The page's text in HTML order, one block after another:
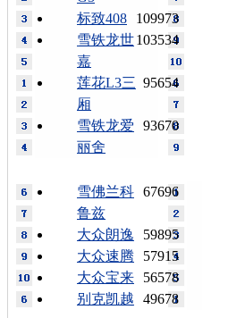
109973
标致408
103534
雪铁龙世
嘉
95654
莲花L3三
厢
93670
雪铁龙爱
丽舍
67696
雪佛兰科
鲁兹
59895
大众朗逸
57915
大众速腾
56578
大众宝来
49678
别克凯越